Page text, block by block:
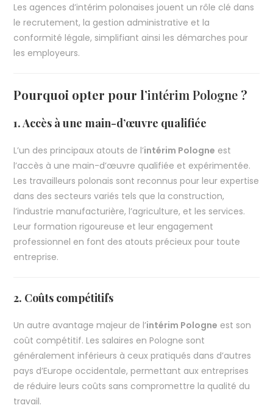
Les agences d’intérim polonaises jouent un rôle clé dans
le recrutement, la gestion administrative et la
conformité légale, simplifiant ainsi les démarches pour
les employeurs.
Pourquoi opter pour l’intérim Pologne ?
1. Accès à une main-d’œuvre qualifiée
L’un des principaux atouts de l’intérim Pologne est
l’accès à une main-d’œuvre qualifiée et expérimentée.
Les travailleurs polonais sont reconnus pour leur expertise
dans des secteurs variés tels que la construction,
l’industrie manufacturière, l’agriculture, et les services.
Leur formation rigoureuse et leur engagement
professionnel en font des atouts précieux pour toute
entreprise.
2. Coûts compétitifs
Un autre avantage majeur de l’intérim Pologne est son
coût compétitif. Les salaires en Pologne sont
généralement inférieurs à ceux pratiqués dans d’autres
pays d’Europe occidentale, permettant aux entreprises
de réduire leurs coûts sans compromettre la qualité du
travail.